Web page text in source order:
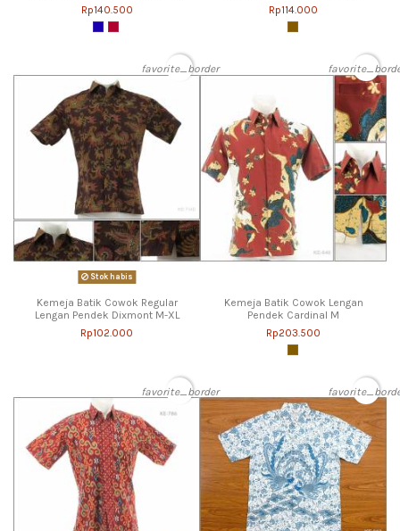
Rp140.500
Rp114.000
Stok habis
favorite_border
Kemeja Batik Cowok Regular
Lengan Pendek Dixmont M-XL
Rp102.000
Kemeja Batik Cowok Lengan
Pendek Cardinal M
Rp203.500
favorite_border